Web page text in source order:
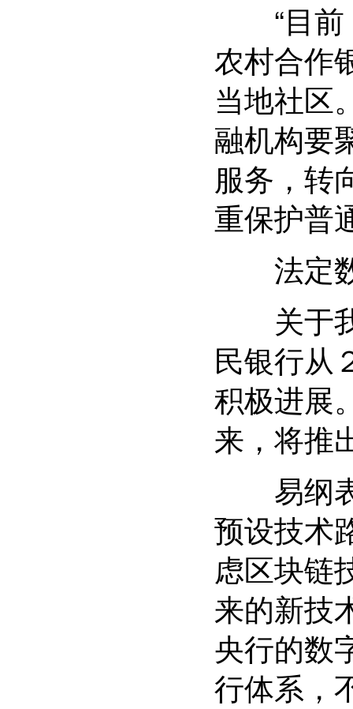
“目前
农村合作
当地社区
融机构要
服务，转
重保护普
法定数
关于我
民银行从
积极进展
来，将推
易纲表
预设技术
虑区块链
来的新技
央行的数
行体系，